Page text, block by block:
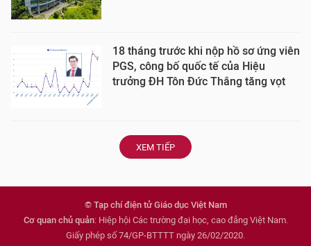
18 tháng trước khi nộp hồ sơ ứng viên
PGS, công bố quốc tế của Hiệu
trưởng ĐH Tôn Đức Thắng tăng vọt
XEM TIẾP
© Tạp chí điện tử Giáo dục Việt Nam
Cơ quan chủ quản: Hiệp hội Các trường đại học, cao đẳng Việt Nam.
Giấy phép số 74/GP-BTTTT ngày 26/02/2020.